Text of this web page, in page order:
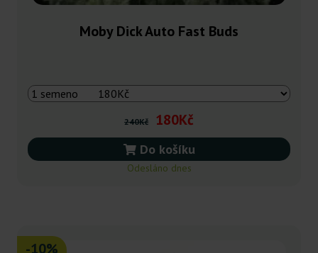
Moby Dick Auto Fast Buds
240Kč 180Kč
Do košíku
Odesláno dnes
-10%